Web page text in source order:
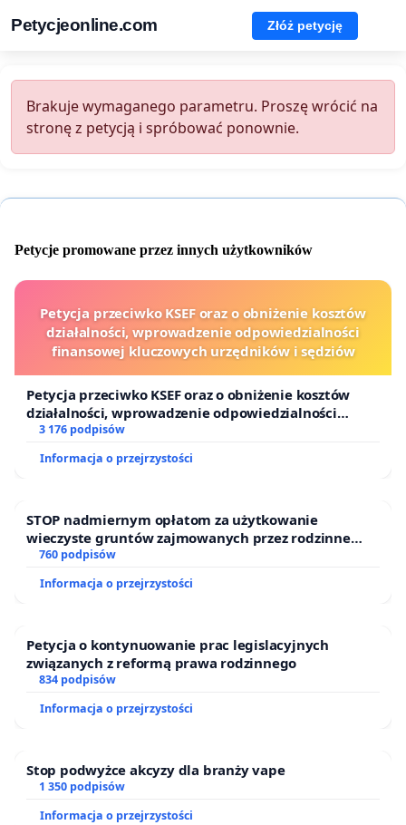
Petycjeonline.com Złóż petycję
Brakuje wymaganego parametru. Proszę wrócić na
stronę z petycją i spróbować ponownie.
Petycje promowane przez innych użytkowników
Petycja przeciwko KSEF oraz o obniżenie kosztów
działalności, wprowadzenie odpowiedzialności
finansowej kluczowych urzędników i sędziów
Petycja przeciwko KSEF oraz o obniżenie kosztów
działalności, wprowadzenie odpowiedzialności
finansowej kluczowych urzędników i sędziów
3 176 podpisów
Informacja o przejrzystości
STOP nadmiernym opłatom za użytkowanie
wieczyste gruntów zajmowanych przez rodzinne
ogrody działkowe.
760 podpisów
Informacja o przejrzystości
Petycja o kontynuowanie prac legislacyjnych
związanych z reformą prawa rodzinnego
834 podpisów
Informacja o przejrzystości
Stop podwyżce akcyzy dla branży vape
1 350 podpisów
Informacja o przejrzystości